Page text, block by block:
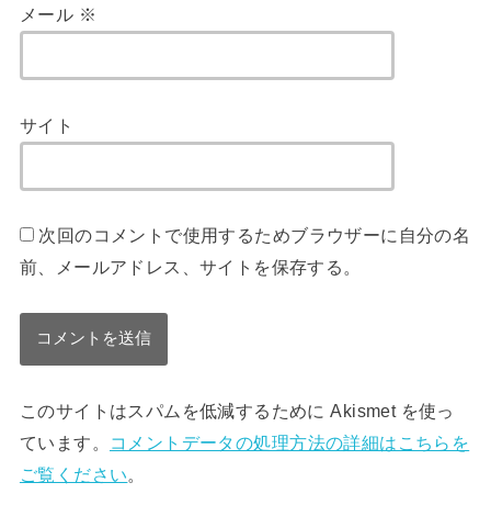
メール ※
サイト
次回のコメントで使用するためブラウザーに自分の名
前、メールアドレス、サイトを保存する。
このサイトはスパムを低減するために Akismet を使っ
ています。
コメントデータの処理方法の詳細はこちらを
ご覧ください